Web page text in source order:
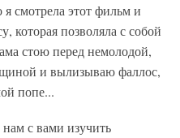
смотрела этот фильм и
которая позволяла с собой
стою перед немолодой,
и вылизываю фаллос,
попе...
с вами изучить